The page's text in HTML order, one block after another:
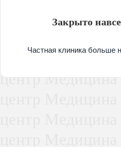
Закрыто
Частная клиника больше